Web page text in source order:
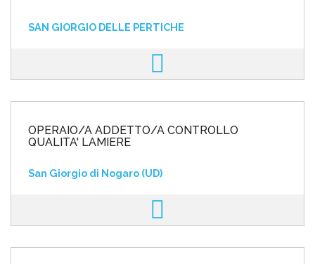
SAN GIORGIO DELLE PERTICHE
OPERAIO/A ADDETTO/A CONTROLLO
QUALITA' LAMIERE
San Giorgio di Nogaro (UD)